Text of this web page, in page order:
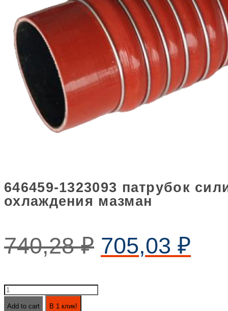
646459-1323093 патрубок
охлаждения мазман
740,28₽ 705,03 ₽
646459-
Add to cart В 1 клик!